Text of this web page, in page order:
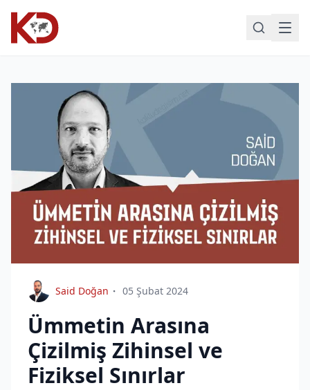
Said Doğan 05 Şubat 2024
Ümmetin Arasına
Çizilmiş Zihinsel ve
Fiziksel Sınırlar